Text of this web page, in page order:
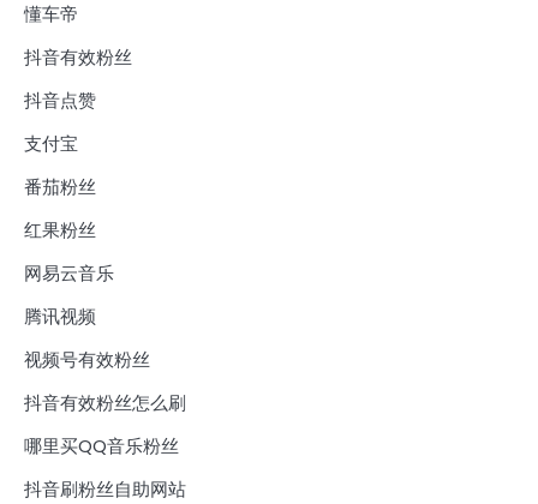
懂车帝
抖音有效粉丝
抖音点赞
支付宝
番茄粉丝
红果粉丝
网易云音乐
腾讯视频
视频号有效粉丝
抖音有效粉丝怎么刷
哪里买QQ音乐粉丝
抖音刷粉丝自助网站